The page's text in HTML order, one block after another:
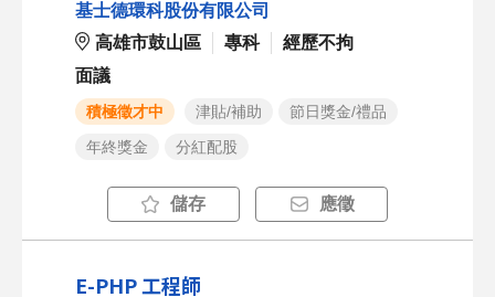
基士德環科股份有限公司
高雄市鼓山區
專科
經歷不拘
面議
積極徵才中 津貼/補助
節日獎金/禮品
年終獎金
分紅配股
儲存 應徵
E-PHP 工程師